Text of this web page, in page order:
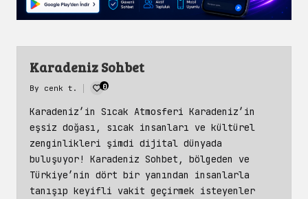
Karadeniz Sohbet
Posted
by
By cenk t. 0
Karadeniz’in Sıcak Atmosferi Karadeniz’in
eşsiz doğası, sıcak insanları ve kültürel
zenginlikleri şimdi dijital dünyada
buluşuyor! Karadeniz Sohbet, bölgeden ve
Türkiye’nin dört bir yanından insanlarla
tanışıp keyifli vakit geçirmek isteyenler